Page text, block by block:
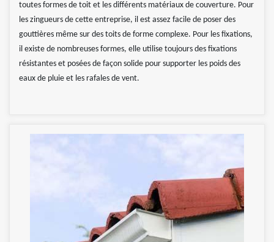
toutes formes de toit et les différents matériaux de couverture. Pour
les zingueurs de cette entreprise, il est assez facile de poser des
gouttières même sur des toits de forme complexe. Pour les fixations,
il existe de nombreuses formes, elle utilise toujours des fixations
résistantes et posées de façon solide pour supporter les poids des
eaux de pluie et les rafales de vent.